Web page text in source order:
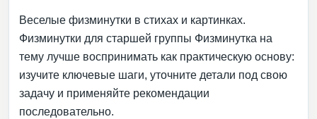
Веселые физминутки в стихах и картинках.
Физминутки для старшей группы Физминутка на
тему лучше воспринимать как практическую основу:
изучите ключевые шаги, уточните детали под свою
задачу и применяйте рекомендации
последовательно.